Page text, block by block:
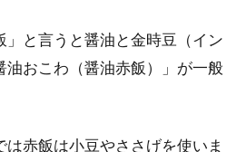
お米料理の作り方！
の主食の米は、日本以外の外国でも栽培さ
」と言うと醤油と金時豆（イン
油おこわ（醤油赤飯）」が一般
赤飯は小豆やささげを使いま